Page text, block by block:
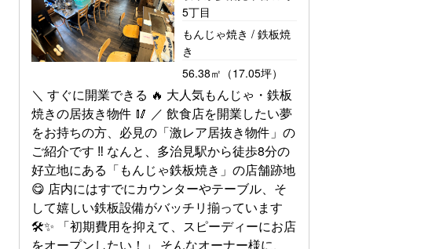
5丁目
もんじゃ焼き / 鉄板焼
き
56.38㎡（17.05坪）
＼ すぐに開業できる 🔥 大人気もんじゃ・鉄板
焼きの居抜き物件 🥢 ／ 飲食店を開業したい夢
をお持ちの方、必見の「激レア居抜き物件」の
ご紹介です ‼ なんと、多治見駅から徒歩8分の
好立地にある「もんじゃ鉄板焼き」の店舗跡地
😋 店内にはすでにカウンターやテーブル、そ
して嬉しい鉄板設備がバッチリ揃っています
🛠✨ 「初期費用を抑えて、スピーディーにお店
をオープンしたい！」 そんなオーナー様に、